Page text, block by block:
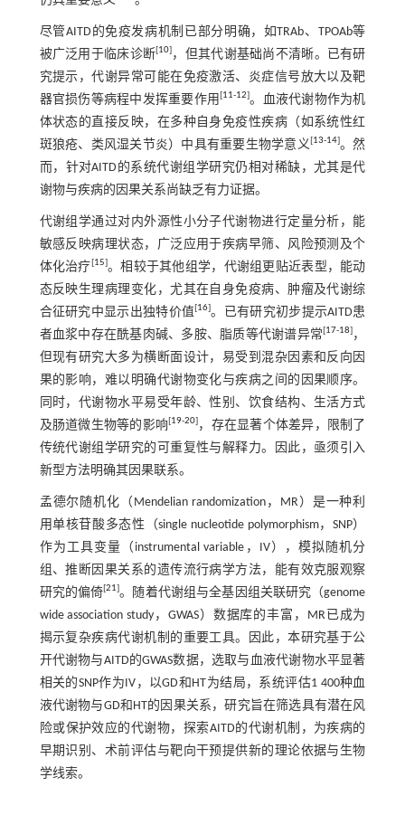
尽管AITD的免疫发病机制已部分明确，如TRAb、TPOAb等
被广泛用于临床诊断 10 ，但其代谢基础尚不清晰。已有研
究提示，代谢异常可能在免疫激活、炎症信号放大以及靶
器官损伤等病程中发挥重要作用 11-12 。血液代谢物作为机
体状态的直接反映，在多种自身免疫性疾病（如系统性红
斑狼疮、类风湿关节炎）中具有重要生物学意义 13-14] 。然
而，针对AITD的系统代谢组学研究仍相对稀缺，尤其是代
谢物与疾病的因果关系尚缺乏有力证据。
代谢组学通过对内外源性小分子代谢物进行定量分析，能
敏感反映病理状态，广泛应用于疾病早筛、风险预测及个
体化治疗 15 。相较于其他组学，代谢组更贴近表型，能动
态反映生理病理变化，尤其在自身免疫病、肿瘤及代谢综
合征研究中显示出独特价值 16 。已有研究初步提示AITD患
者血浆中存在酰基肉碱、多胺、脂质等代谢谱异常 17-18 ，
但现有研究大多为横断面设计，易受到混杂因素和反向因
果的影响，难以明确代谢物变化与疾病之间的因果顺序。
同时，代谢物水平易受年龄、性别、饮食结构、生活方式
及肠道微生物等的影响 19-20 ，存在显著个体差异，限制了
传统代谢组学研究的可重复性与解释力。因此，亟须引入
新型方法明确其因果联系。
孟德尔随机化（Mendelian randomization，MR）是一种利
用单核苷酸多态性（single nucleotide polymorphism，SNP）
作为工具变量（instrumental variable，IV），模拟随机分
组、推断因果关系的遗传流行病学方法，能有效克服观察
研究的偏倚 [21 。随着代谢组与全基因组关联研究（genome
wide association study，GWAS）数据库的丰富，MR已成为
揭示复杂疾病代谢机制的重要工具。因此，本研究基于公
开代谢物与AITD的GWAS数据，选取与血液代谢物水平显著
相关的SNP作为IV，以GD和HT为结局，系统评估1 400种血
液代谢物与GD和HT的因果关系，研究旨在筛选具有潜在风
险或保护效应的代谢物，探索AITD的代谢机制，为疾病的
早期识别、术前评估与靶向干预提供新的理论依据与生物
学线索。